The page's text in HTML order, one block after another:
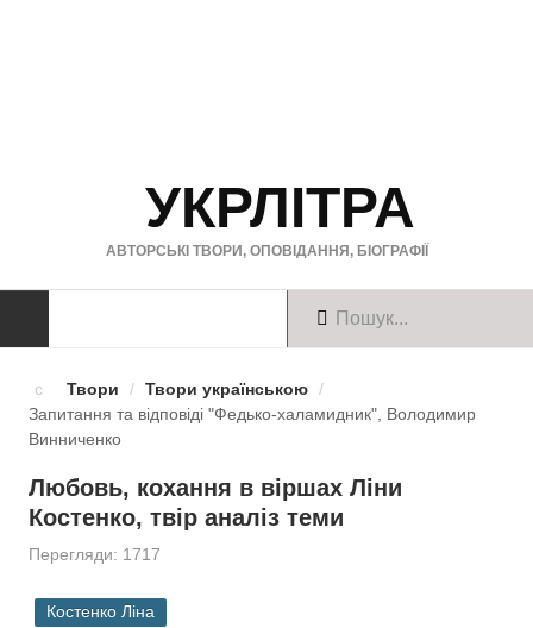
УКРЛІТРА
АВТОРСЬКІ ТВОРИ, ОПОВІДАННЯ, БІОГРАФІЇ
Твори англійською
Твори німецькою
Твори / Твори українською /
Запитання та відповіді "Федько-халамидник", Володимир
Винниченко
Любовь, кохання в віршах Ліни
Костенко, твір аналіз теми
Перегляди: 1717
Костенко Ліна